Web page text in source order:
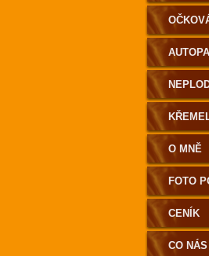
O MNĚ
FOTO
CENÍK
CO